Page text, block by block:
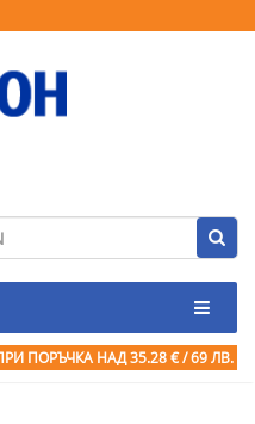
ПОРЪЧКА НАД 35.28 € / 69 ЛВ.